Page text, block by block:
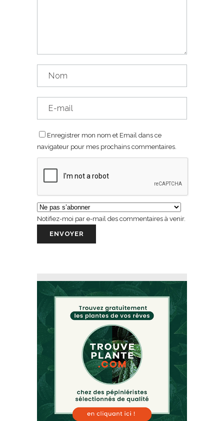
Enregistrer mon nom et Email dans ce
navigateur pour mes prochains commentaires.
Notifiez-moi par e-mail des commentaires à venir.